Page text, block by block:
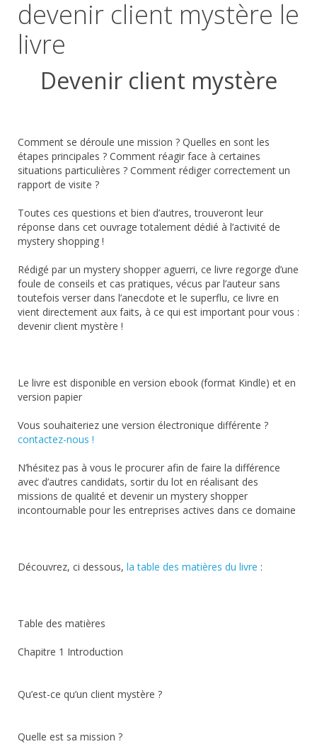
devenir client mystère le
livre
Devenir client mystère
Comment se déroule une mission ? Quelles en sont les
étapes principales ? Comment réagir face à certaines
situations particulières ? Comment rédiger correctement un
rapport de visite ?
Toutes ces questions et bien d’autres, trouveront leur
réponse dans cet ouvrage totalement dédié à l’activité de
mystery shopping !
Rédigé par un mystery shopper aguerri, ce livre regorge d’une
foule de conseils et cas pratiques, vécus par l’auteur sans
toutefois verser dans l’anecdote et le superflu, ce livre en
vient directement aux faits, à ce qui est important pour vous :
devenir client mystère !
Le livre est disponible en version ebook (format Kindle) et en
version papier
Vous souhaiteriez une version électronique différente ?
contactez-nous !
N’hésitez pas à vous le procurer afin de faire la différence
avec d’autres candidats, sortir du lot en réalisant des
missions de qualité et devenir un mystery shopper
incontournable pour les entreprises actives dans ce domaine
Découvrez, ci dessous, la table des matières du livre :
Table des matières
Chapitre 1 Introduction
Qu’est-ce qu’un client mystère ?
Quelle est sa mission ?